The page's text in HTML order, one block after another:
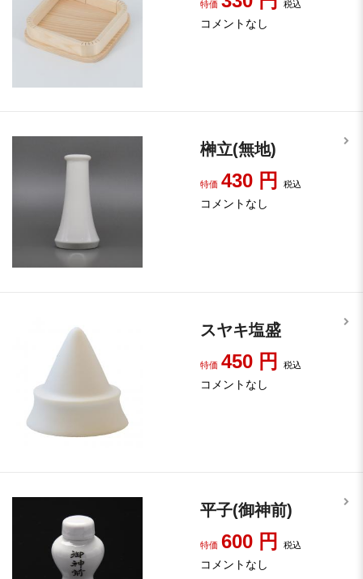
特価 税込
コメントなし
榊立(無地)
特価 430 円 税込
コメントなし
スヤキ塩盛
特価 450 円 税込
コメントなし
平子(御神前)
特価 600 円 税込
コメントなし